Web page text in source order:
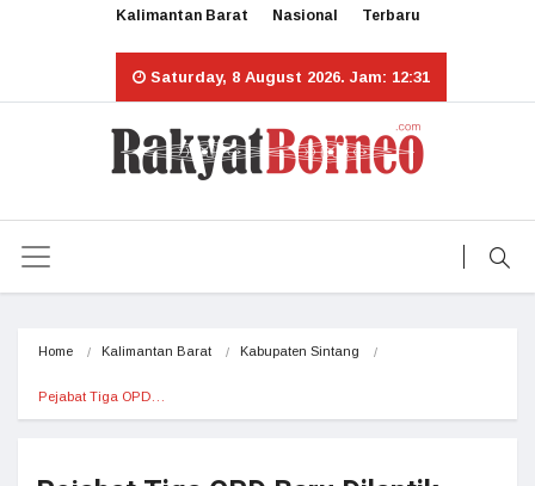
Kalimantan Barat Nasional Terbaru
Saturday, 8 August 2026. Jam: 12:31
Home Kalimantan Barat Kabupaten Sintang
Pejabat Tiga OPD…